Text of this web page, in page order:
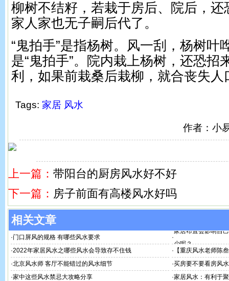
柳树不结籽，若栽于房后、院后，还
家人家也无子嗣后代了。
“鬼拍手”是指杨树。风一刮，杨树叶
是“鬼拍手”。院内栽上杨树，还恐招
利，如果前栽桑后栽柳，就合丧失人
Tags: 家居 风水
作者：小
上一篇： 带阳台的厨房风水好不好
下一篇： 房子前面有高楼风水好吗
相关文章
·门口屏风的规格 有哪些风水要求 ·
家居布置会影响自
少呢？
·2022年家居风水之哪些风水会导致存不住钱 · 【重庆风水老师陈
·北京风水师 客厅不能错过的风水细节 ·买房要不要看房风
·家中这些风水禁忌大攻略分享 ·家居风水：有利于